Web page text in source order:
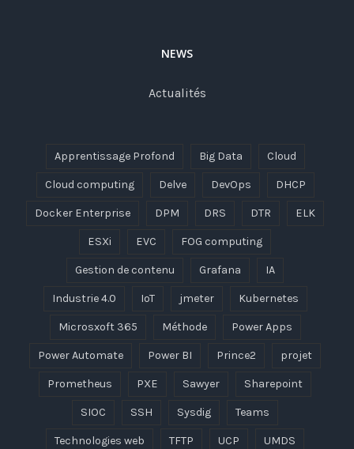
NEWS
Actualités
Apprentissage Profond Big Data Cloud
Cloud computing Delve DevOps DHCP
Docker Enterprise DPM DRS DTR ELK
ESXi EVC FOG computing
Gestion de contenu Grafana IA
Industrie 4.0 IoT jmeter Kubernetes
Microsxoft 365 Méthode Power Apps
Power Automate Power BI Prince2 projet
Prometheus PXE Sawyer Sharepoint
SIOC SSH Sysdig Teams
Technologies web TFTP UCP UMDS